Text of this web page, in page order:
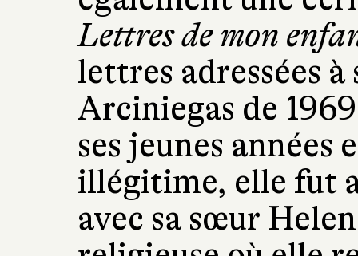
Lettres de mon
lettres adressées
Arciniegas de
ses jeunes
illégitime, elle fut
avec sa sœur